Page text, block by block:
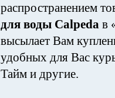
распространением
для воды Calpeda в
высылает Вам
удобных для Вас
Тайм и другие.